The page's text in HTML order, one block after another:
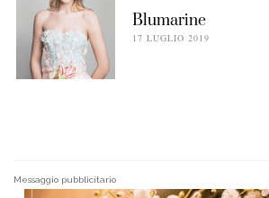
Blumarine
17 LUGLIO 2019
Messaggio pubblicitario